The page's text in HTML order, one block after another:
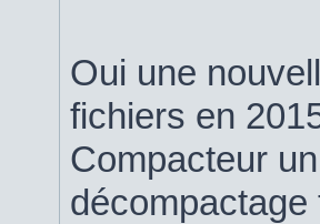
Oui une
fichiers en
Compacteur